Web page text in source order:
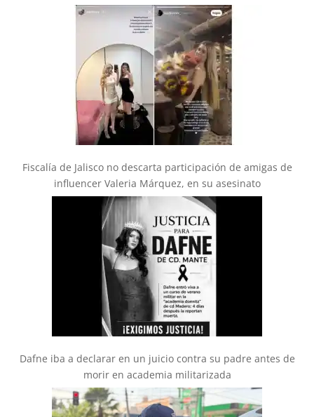
Fiscalía de Jalisco no descarta participación de amigas de
influencer Valeria Márquez, en su asesinato
Dafne iba a declarar en un juicio contra su padre antes de
morir en academia militarizada